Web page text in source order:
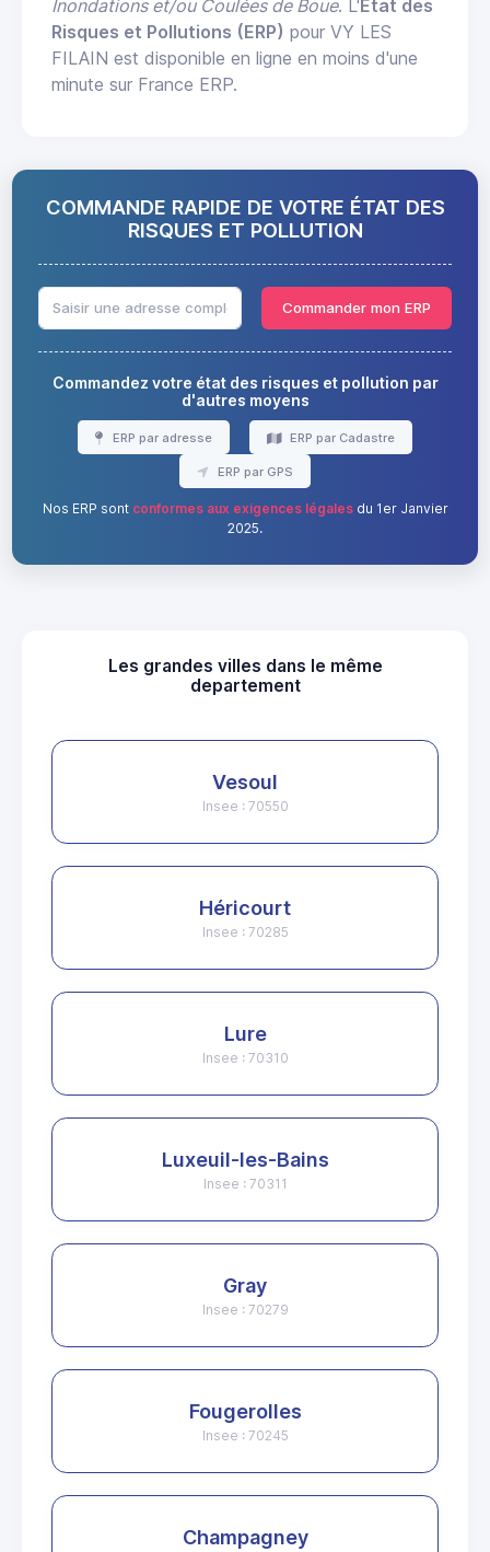
Inondations et/ou Coulées de Boue. L' État des
Risques et Pollutions (ERP) pour VY LES
FILAIN est disponible en ligne en moins d'une
minute sur France ERP.
COMMANDE RAPIDE DE VOTRE ÉTAT DES
RISQUES ET POLLUTION
Commander mon ERP
Commandez votre état des risques et pollution par
d'autres moyens
ERP par adresse ERP par Cadastre
ERP par GPS
Nos ERP sont conformes aux exigences légalesdu 1er Janvier
2025.
Les grandes villes dans le même
departement
Vesoul
Insee : 70550
Héricourt
Insee : 70285
Lure
Insee : 70310
Luxeuil-les-Bains
Insee : 70311
Gray
Insee : 70279
Fougerolles
Insee : 70245
Champagney